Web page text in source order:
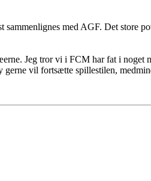
med AGF. Det store
Jeg tror vi i FCM har fat i noget
vil fortsætte spillestilen,